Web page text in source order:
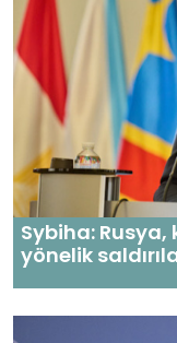
Sybiha:
yönelik